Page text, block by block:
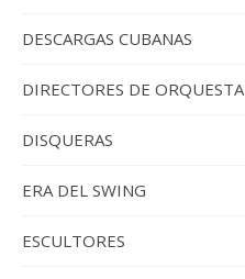
DESCARGAS CUBANAS
DIRECTORES DE ORQUESTA
DISQUERAS
ERA DEL SWING
ESCULTORES